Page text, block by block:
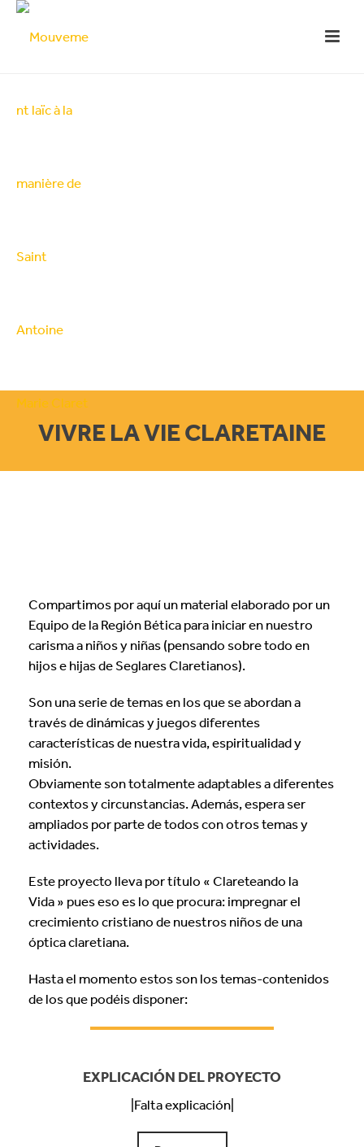
VIVRE LA VIE CLARETAINE
Compartimos por aquí un material elaborado por un
Equipo de la Región Bética para iniciar en nuestro
carisma a niños y niñas (pensando sobre todo en
hijos e hijas de Seglares Claretianos).
Son una serie de temas en los que se abordan a
través de dinámicas y juegos diferentes
características de nuestra vida, espiritualidad y
misión.
Obviamente son totalmente adaptables a diferentes
contextos y circunstancias. Además, espera ser
ampliados por parte de todos con otros temas y
actividades.
Este proyecto lleva por título « Clareteando la
Vida » pues eso es lo que procura: impregnar el
crecimiento cristiano de nuestros niños de una
óptica claretiana.
Hasta el momento estos son los temas-contenidos
de los que podéis disponer:
EXPLICACIÓN DEL PROYECTO
|Falta explicación|